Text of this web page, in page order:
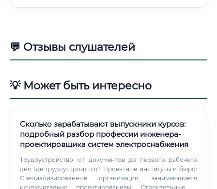
💬 Отзывы слушателей
💡 Может быть интересно
Сколько зарабатывают выпускники курсов:
подробный разбор профессии инженера-
проектировщика систем электроснабжения
Трудоустройство: от документов до первого рабочего
дня Где трудоустроиться? Проектные институты и бюро:
Специализированные организации, занимающиеся
исключительно проектированием. Строительные и